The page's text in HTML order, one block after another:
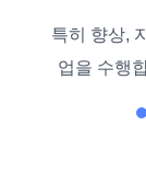
특히 향상,
업을 수행